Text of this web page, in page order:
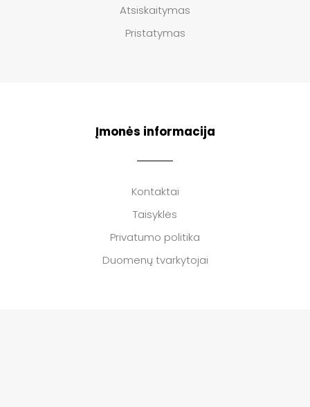
Atsiskaitymas
Pristatymas
Įmonės informacija
Kontaktai
Taisyklės
Privatumo politika
Duomenų tvarkytojai